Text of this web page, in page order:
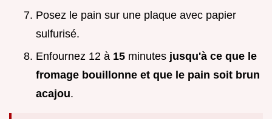
Posez le pain sur une plaque avec papier
sulfurisé.
Enfournez 12 à 15 minutes jusqu'à ce que le
fromage bouillonne et que le pain soit brun
acajou.